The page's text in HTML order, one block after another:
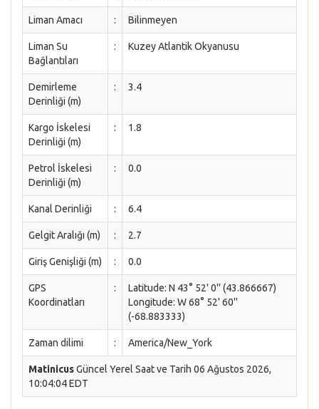
Liman Amacı : Bilinmeyen
Liman Su
Bağlantıları
: Kuzey Atlantik Okyanusu
Demirleme
Derinliği (m)
: 3.4
Kargo İskelesi
Derinliği (m)
: 1.8
Petrol İskelesi
Derinliği (m)
: 0.0
Kanal Derinliği : 6.4
Gelgit Aralığı (m) : 2.7
Giriş Genişliği (m) : 0.0
GPS
Koordinatları
:
Latitude: N 43° 52' 0'' (43.866667)
Longitude: W 68° 52' 60''
(-68.883333)
Zaman dilimi : America/New_York
MatinicusGüncel Yerel Saat ve Tarih 06 Ağustos 2026,
10:04:04 EDT